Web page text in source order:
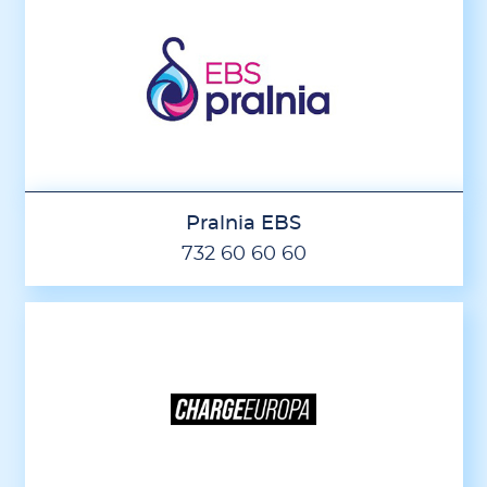
Pralnia EBS
732 60 60 60